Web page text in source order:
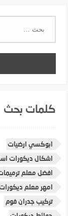
كلمات بحث
ابوكسي ارضيات
اشكال ديكورات
افضل معلم ترميمات
امهر معلم ديكورات
تركيب جدران فوم